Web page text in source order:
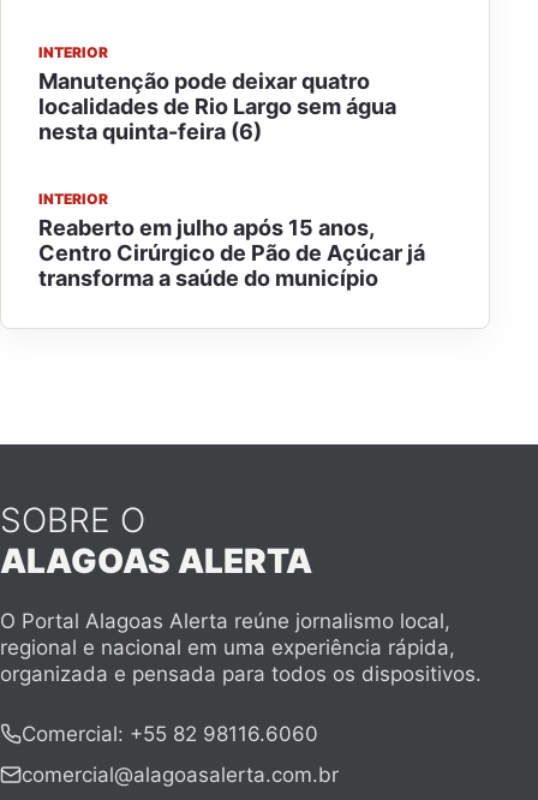
INTERIOR
Manutenção pode deixar quatro
localidades de Rio Largo sem água
nesta quinta-feira (6)
INTERIOR
Reaberto em julho após 15 anos,
Centro Cirúrgico de Pão de Açúcar já
transforma a saúde do município
SOBRE O
ALAGOAS ALERTA
O Portal Alagoas Alerta reúne jornalismo local,
regional e nacional em uma experiência rápida,
organizada e pensada para todos os dispositivos.
Comercial: +55 82 98116.6060
comercial@alagoasalerta.com.br